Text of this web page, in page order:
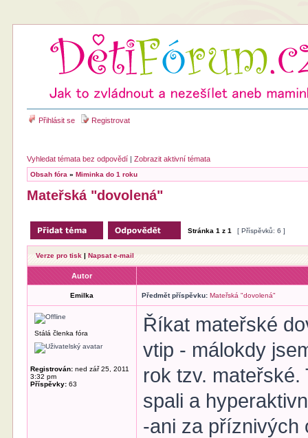
Přihlásit se Registrovat
Vyhledat témata bez odpovědí |Zobrazit aktivní témata
Obsah fóra »Miminka do 1 roku
Mateřská "dovolená"
Stránka1 z1 [ Příspěvků: 6 ]
Verze pro tisk |Napsat e-mail
Autor
Emilka Předmět příspěvku: Mateřská "dovolená"
Stálá členka fóra
Registrován: ned zář 25, 2011
3:32 pm
Příspěvky: 63
Říkat mateřské
vtip - málokdy
rok tzv.
spali a
-ani za příznivých